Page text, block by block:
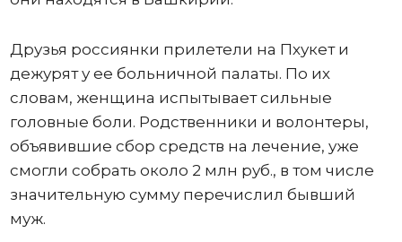
Друзья россиянки прилетели на Пхукет и
дежурят у ее больничной палаты. По их
словам, женщина испытывает сильные
головные боли. Родственники и волонтеры,
объявившие сбор средств на лечение, уже
смогли собрать около 2 млн руб., в том числе
значительную сумму перечислил бывший
муж.